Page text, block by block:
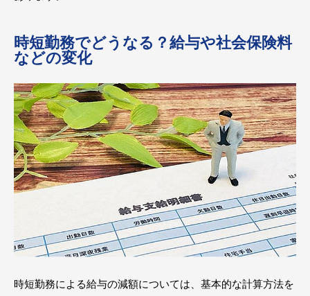
時短勤務でどうなる？給与や社会保険料
などの変化
時短勤務による給与の減額については、基本的な計算方法を